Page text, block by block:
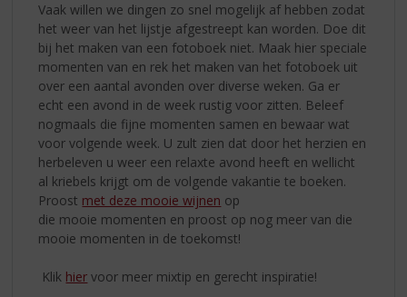
Vaak willen we dingen zo snel mogelijk af hebben zodat
het weer van het lijstje afgestreept kan worden. Doe dit
bij het maken van een fotoboek niet. Maak hier speciale
momenten van en rek het maken van het fotoboek uit
over een aantal avonden over diverse weken. Ga er
echt een avond in de week rustig voor zitten. Beleef
nogmaals die fijne momenten samen en bewaar wat
voor volgende week. U zult zien dat door het herzien en
herbeleven u weer een relaxte avond heeft en wellicht
al kriebels krijgt om de volgende vakantie te boeken.
Proost met deze mooie wijnen op
die mooie momenten en proost op nog meer van die
mooie momenten in de toekomst!
Klik hier voor meer mixtip en gerecht inspiratie!